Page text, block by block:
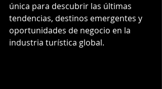
única para descubrir las últimas
tendencias, destinos emergentes y
oportunidades de negocio en la
industria turística global.